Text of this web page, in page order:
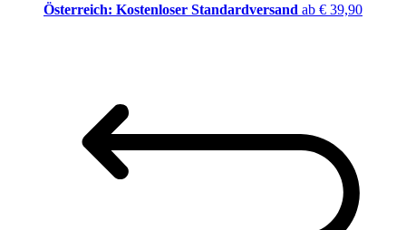
Österreich: Kostenloser Standardversand ab € 39,90